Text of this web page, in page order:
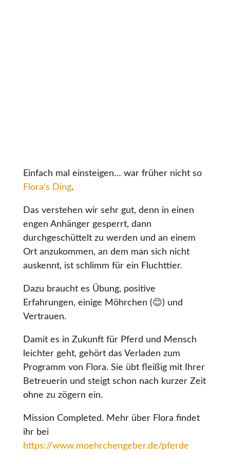
Einfach mal einsteigen… war früher nicht so
Flora‘s Ding.
Das verstehen wir sehr gut, denn in einen
engen Anhänger gesperrt, dann
durchgeschüttelt zu werden und an einem
Ort anzukommen, an dem man sich nicht
auskennt, ist schlimm für ein Fluchttier.
Dazu braucht es Übung, positive
Erfahrungen, einige Möhrchen (😊) und
Vertrauen.
Damit es in Zukunft für Pferd und Mensch
leichter geht, gehört das Verladen zum
Programm von Flora. Sie übt fleißig mit Ihrer
Betreuerin und steigt schon nach kurzer Zeit
ohne zu zögern ein.
Mission Completed. Mehr über Flora findet
ihr bei
https://www.moehrchengeber.de/pferde